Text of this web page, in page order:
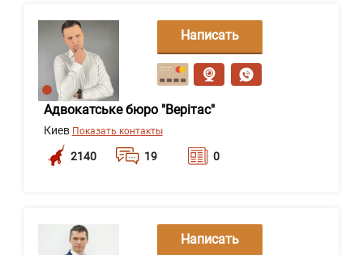
Адвокатське бюро "Верітас"
Киев Показать контакты
2140 19 0
Написать
сообщение
Написать